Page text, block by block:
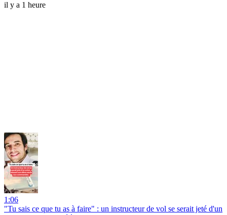
il y a 1 heure
1:06
"Tu sais ce que tu as à faire" : un instructeur de vol se serait jeté d'un